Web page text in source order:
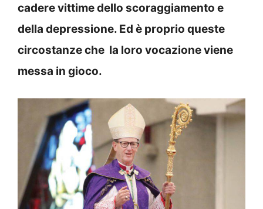
cadere vittime dello scoraggiamento e
della depressione. Ed è proprio queste
circostanze che la loro vocazione viene
messa in gioco.